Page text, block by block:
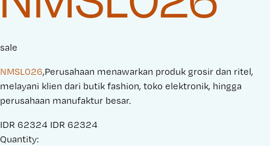
sale
NMSL026,Perusahaan menawarkan produk grosir dan ritel,
melayani klien dari butik fashion, toko elektronik, hingga
perusahaan manufaktur besar.
S
a
IDR 62324 O
IDR 62324
Quantity: